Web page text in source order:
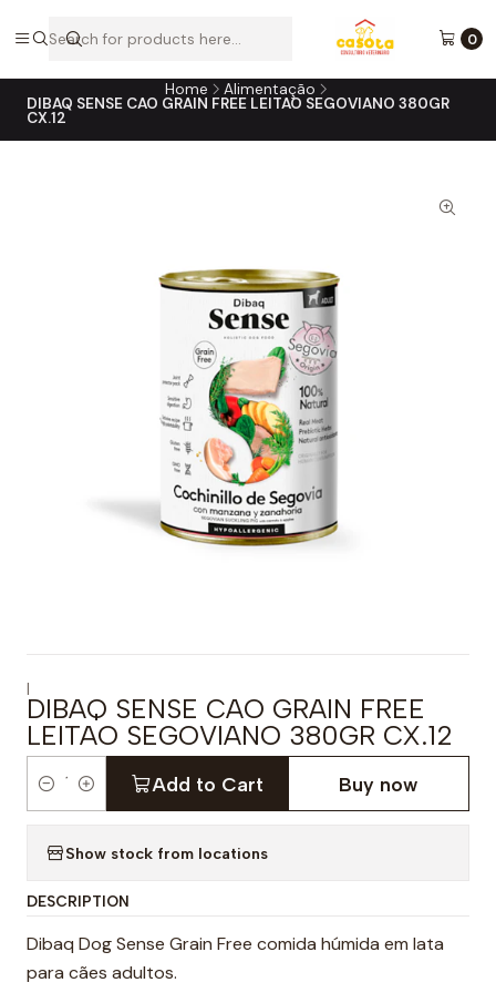
0
A loja online do consultório do seu melhor amigo!
Home Alimentação
DIBAQ SENSE CAO GRAIN FREE LEITAO SEGOVIANO 380GR
CX.12
|
DIBAQ SENSE CAO GRAIN FREE
LEITAO SEGOVIANO 380GR CX.12
t
i
t
Add to Cart Buy now
Show stock from locations
DESCRIPTION
Dibaq Dog Sense Grain Free comida húmida em lata
para cães adultos.